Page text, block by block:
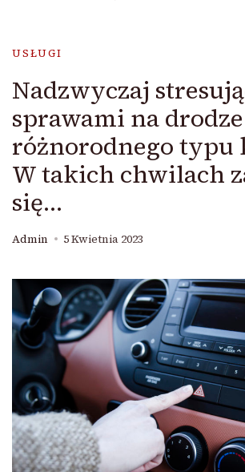
USŁUGI
Nadzwyczaj
sprawami na
różnorodnego typu
W takich chwilach
się…
Admin 5 Kwietnia 2023